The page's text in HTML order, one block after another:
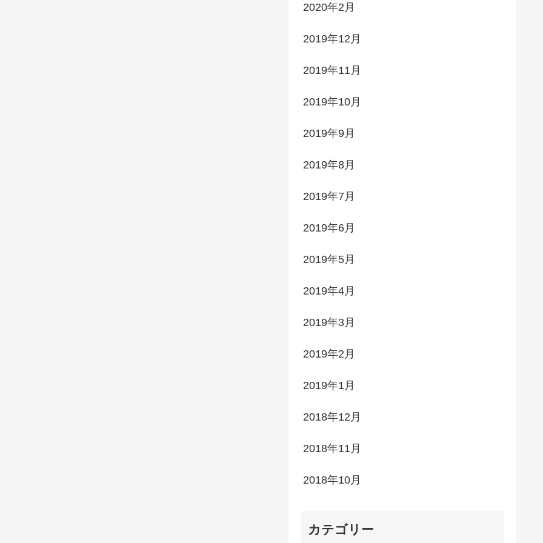
2020年2月
2019年12月
2019年11月
2019年10月
2019年9月
2019年8月
2019年7月
2019年6月
2019年5月
2019年4月
2019年3月
2019年2月
2019年1月
2018年12月
2018年11月
2018年10月
カテゴリー